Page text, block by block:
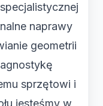
naprawy
geometrii
sprzętowi i
jesteśmy w